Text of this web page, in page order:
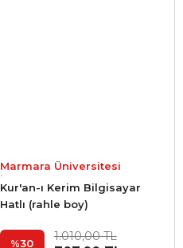
Marmara Üniversitesi
İlahiyat Fakültesi Vakfı
Kur'an-ı Kerim Bilgisayar
Hatlı (rahle boy)
%30
1.010,00 TL